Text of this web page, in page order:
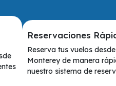
Reservaciones
Reserva tus vuelos
Monterey de manera
nuestro sistema de